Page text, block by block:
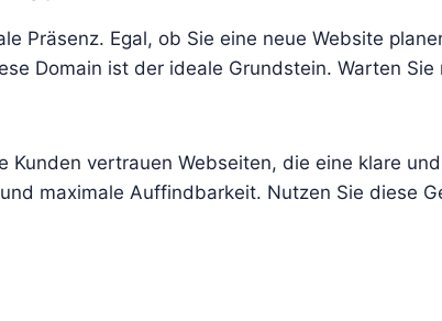
Präsenz. Egal, ob Sie eine neue Website
Domain ist der ideale Grundstein. Warten Sie
vertrauen Webseiten, die eine klare
maximale Auffindbarkeit. Nutzen Sie diese